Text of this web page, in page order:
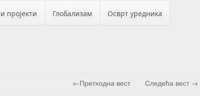
пројекти Глобализам Осврт уредника
←Претходна вест Следећа вест →